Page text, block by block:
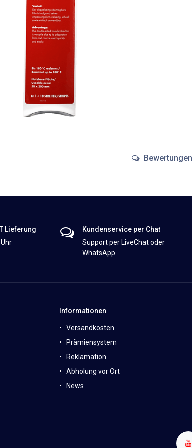
Bewertungen
Lieferung
Kundenservice per Chat
Support per LiveChat oder
WhatsApp
Informationen
Versandkosten
Prämiensystem
Reklamation
Abholung vor Ort
News